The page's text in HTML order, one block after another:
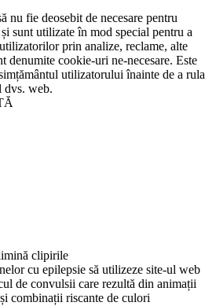
nu fie deosebit de necesare pentru
sunt utilizate în mod special pentru a
prin analize, reclame, alte
denumite cookie-uri ne-necesare. Este
utilizatorului înainte de a rula
dvs. web.
clipirile
cu epilepsie să utilizeze site-ul web
de convulsii care rezultă din animații
combinații riscante de culori